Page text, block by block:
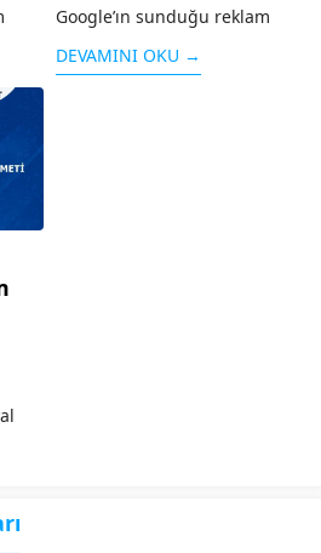
Google’ın sunduğu reklam
modeli kişi ya da kurumların
web sayfalarını arama
DEVAMINI OKU →
bir